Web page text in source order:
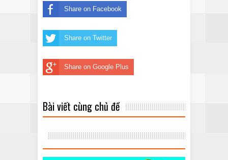
Share on Facebook
Share on Twitter
Share on Google Plus
Bài viết cùng chủ đề